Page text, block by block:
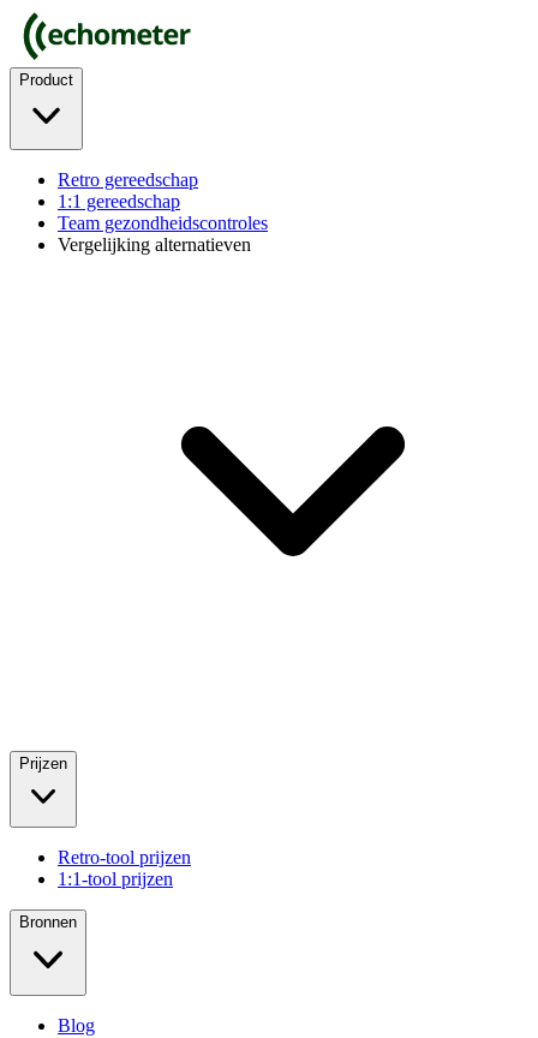
Product
Retro gereedschap
1:1 gereedschap
Team gezondheidscontroles
Vergelijking alternatieven
Prijzen
Retro-tool prijzen
1:1-tool prijzen
Bronnen
Blog